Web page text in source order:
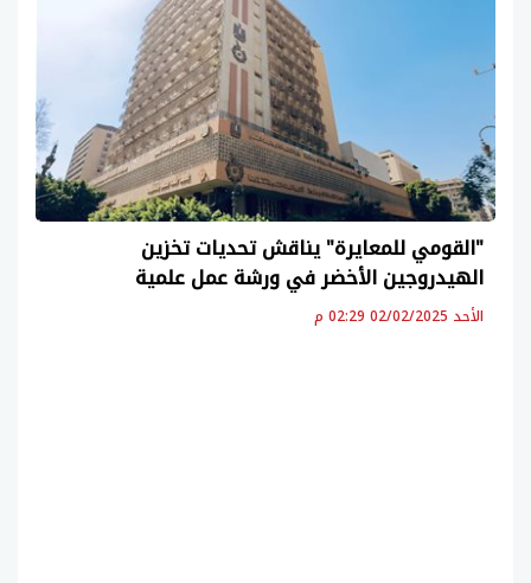
"القومي للمعايرة" يناقش تحديات تخزين
الهيدروجين الأخضر في ورشة عمل علمية
الأحد 02/02/2025 02:29 م